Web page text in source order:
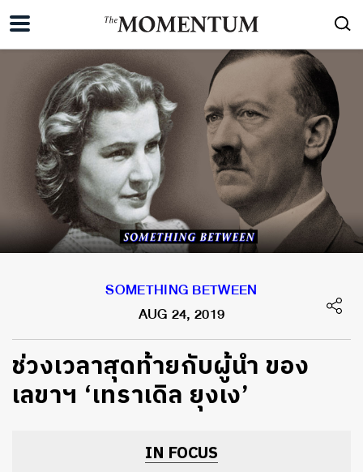
SOMETHING BETWEEN
AUG 24, 2019
ช่วงเวลาสุดท้ายกับผู้นำ ของ
เลขาฯ ‘เทราเดิล ยุงเง’
IN FOCUS